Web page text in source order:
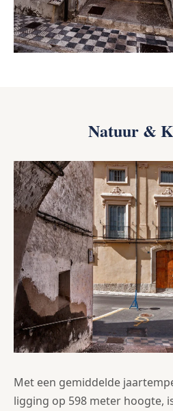
Natuur &
Met een gemiddelde
ligging op 598 meter hoogte,